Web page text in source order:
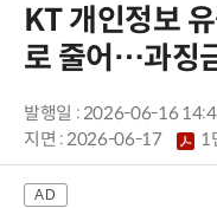
KT 개인정보
로 줄어…과징
발행일 : 2026-06-16
지면 :2026-06-17 1